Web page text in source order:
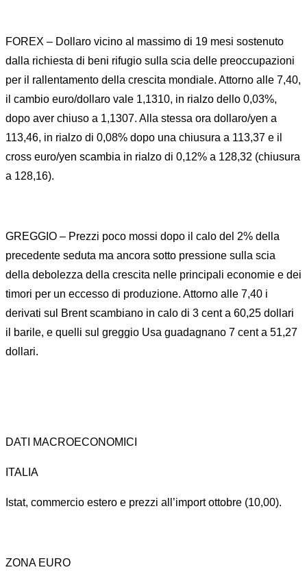
FOREX – Dollaro vicino al massimo di 19 mesi sostenuto
dalla richiesta di beni rifugio sulla scia delle preoccupazioni
per il rallentamento della crescita mondiale. Attorno alle 7,40,
il cambio euro/dollaro vale 1,1310, in rialzo dello 0,03%,
dopo aver chiuso a 1,1307. Alla stessa ora dollaro/yen a
113,46, in rialzo di 0,08% dopo una chiusura a 113,37 e il
cross euro/yen scambia in rialzo di 0,12% a 128,32 (chiusura
a 128,16).
GREGGIO – Prezzi poco mossi dopo il calo del 2% della
precedente seduta ma ancora sotto pressione sulla scia
della debolezza della crescita nelle principali economie e dei
timori per un eccesso di produzione. Attorno alle 7,40 i
derivati sul Brent scambiano in calo di 3 cent a 60,25 dollari
il barile, e quelli sul greggio Usa guadagnano 7 cent a 51,27
dollari.
DATI MACROECONOMICI
ITALIA
Istat, commercio estero e prezzi all’import ottobre (10,00).
ZONA EURO